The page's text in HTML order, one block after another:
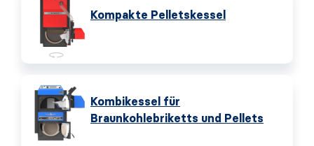
Kompakte Pelletskessel
Kombikessel für
Braunkohlebriketts und Pellets